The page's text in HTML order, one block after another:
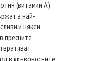
(витамин А),
в най-
и някои
пресните
в кръвоносните